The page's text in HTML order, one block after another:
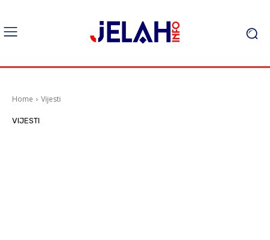
Home Vijesti
VIJESTI